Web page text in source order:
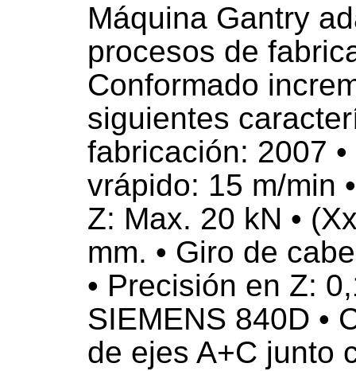
Máquina Gantry
procesos de
Conformado
siguientes
fabricación: 2007
vrápido: 15 m/min
Z: Max. 20 kN •
mm. • Giro de
• Precisión en Z:
SIEMENS 840D •
de ejes A+C junto